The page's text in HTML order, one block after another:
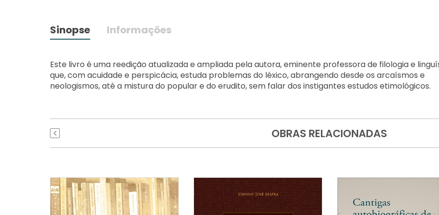
Sinopse Informações
Este livro é uma reedição atualizada e ampliada pela autora, eminente professora de filologia e
que, com acuidade e perspicácia, estuda problemas do léxico, abrangendo desde os arcaísmos e
neologismos, até a mistura do popular e do erudito, sem falar dos instigantes estudos etimológicos.
OBRAS RELACIONADAS